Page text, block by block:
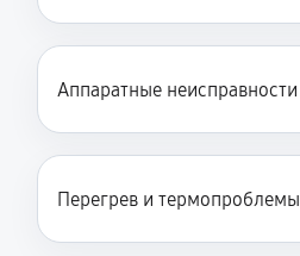
Аппаратные неисправности
Перегрев и термопроблемы